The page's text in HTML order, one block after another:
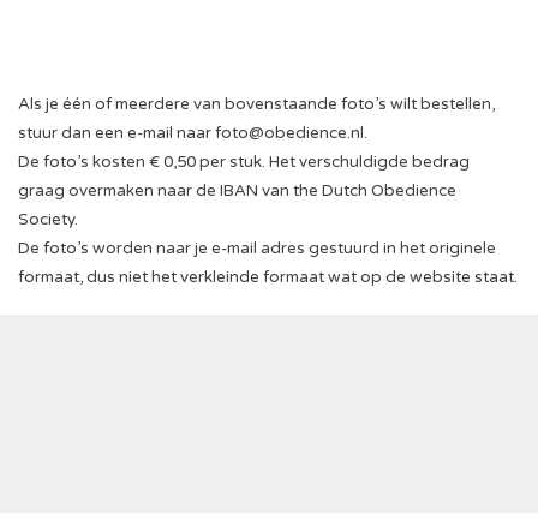
Als je één of meerdere van bovenstaande foto’s wilt bestellen,
stuur dan een e-mail naarfoto@obedience.nl.
De foto’s kosten € 0,50 per stuk. Het verschuldigde bedrag
graag overmaken naar de IBAN van the Dutch Obedience
Society.
De foto’s worden naar je e-mail adres gestuurd in het originele
formaat, dus niet het verkleinde formaat wat op de website staat.